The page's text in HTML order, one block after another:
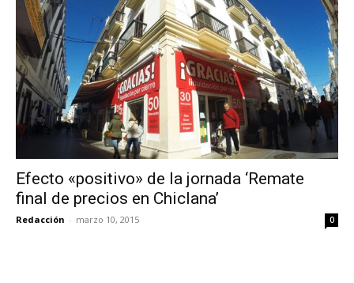
Efecto «positivo» de la jornada ‘Remate
final de precios en Chiclana’
Redacción - marzo 10, 2015 0